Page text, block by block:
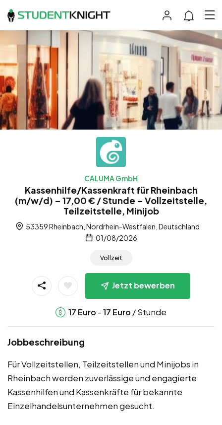
CALUMA GmbH
Kassenhilfe/Kassenkraft für Rheinbach
(m/w/d) – 17,00 € / Stunde – Vollzeitstelle,
Teilzeitstelle, Minijob
53359 Rheinbach, Nordrhein-Westfalen, Deutschland
01/08/2026
Vollzeit
Jetzt bewerben
17 Euro -17 Euro / Stunde
Jobbeschreibung
Für Vollzeitstellen, Teilzeitstellen und Minijobs in
Rheinbach werden zuverlässige und engagierte
Kassenhilfen und Kassenkräfte für bekannte
Einzelhandelsunternehmen gesucht.